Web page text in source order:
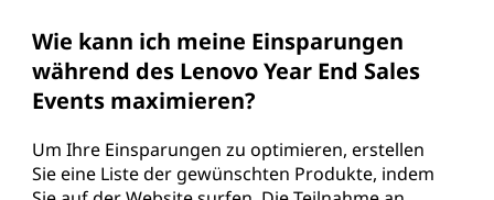
Wie kann ich meine Einsparungen
während des Lenovo Year End Sales
Events maximieren?
Um Ihre Einsparungen zu optimieren, erstellen
Sie eine Liste der gewünschten Produkte, indem